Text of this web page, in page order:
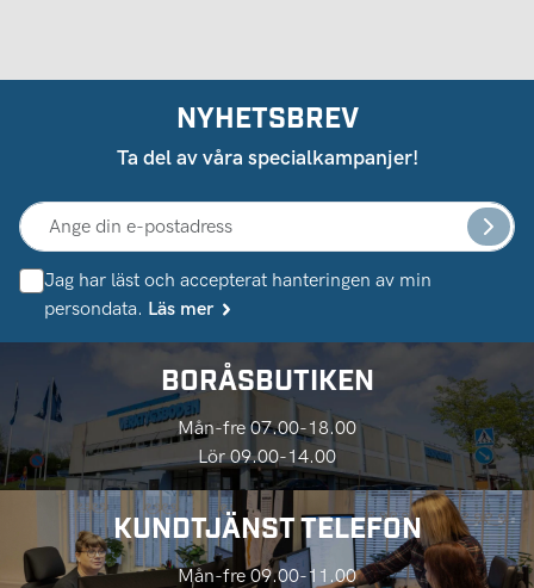
NYHETSBREV
Ta del av våra specialkampanjer!
Jag har läst och accepterat hanteringen av min
persondata. Läs mer
BORÅSBUTIKEN
Mån-fre 07.00-18.00
Lör 09.00-14.00
KUNDTJÄNST TELEFON
Mån-fre 09.00-11.00